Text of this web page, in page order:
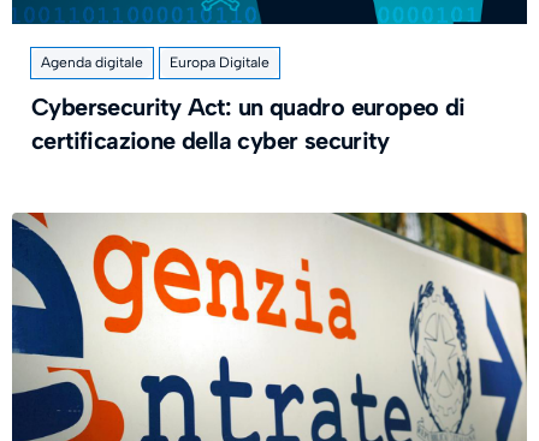
Agenda digitale Europa Digitale
Cybersecurity Act: un quadro europeo di
certificazione della cyber security